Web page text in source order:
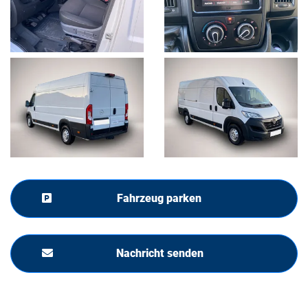
Fahrzeug parken
Nachricht senden